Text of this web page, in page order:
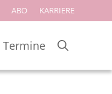
ABO KARRIERE
Termine